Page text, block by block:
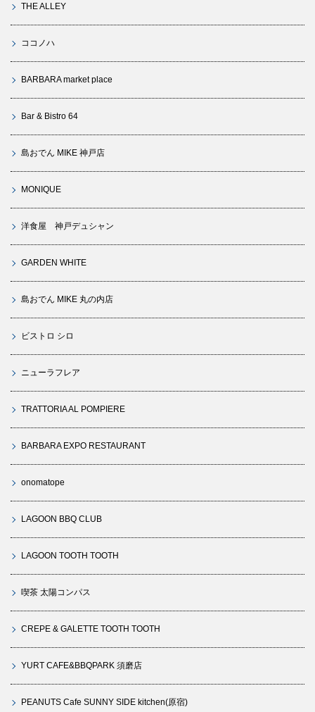
THE ALLEY
ココノハ
BARBARA market place
Bar & Bistro 64
島おでん MIKE 神戸店
MONIQUE
洋食屋 神戸デュシャン
GARDEN WHITE
島おでん MIKE 丸の内店
ビストロ シロ
ニューラフレア
TRATTORIA AL POMPIERE
BARBARA EXPO RESTAURANT
onomatope
LAGOON BBQ CLUB
LAGOON TOOTH TOOTH
喫茶 太陽コンパス
CREPE & GALETTE TOOTH TOOTH
YURT CAFE&BBQPARK 須磨店
PEANUTS Cafe SUNNY SIDE kitchen(原宿)